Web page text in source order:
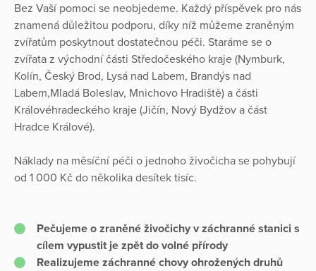
Bez Vaší pomoci se neobjedeme. Každý příspěvek pro nás
znamená důležitou podporu, díky níž můžeme zraněným
zvířatům poskytnout dostatečnou péči. Staráme se o
zvířata z východní části Středočeského kraje (Nymburk,
Kolín, Český Brod, Lysá nad Labem, Brandýs nad
Labem,Mladá Boleslav, Mnichovo Hradiště) a části
Královéhradeckého kraje (Jičín, Nový Bydžov a část
Hradce Králové).
Náklady na měsíční péči o jednoho živočicha se pohybují
od 1 000 Kč do několika desítek tisíc.
Pečujeme o zraněné živočichy v záchranné stanici s
cílem vypustit je zpět do volné přírody
Realizujeme záchranné chovy ohrožených druhů